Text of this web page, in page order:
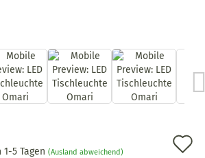
1-5 Tagen (Ausland abweichend)